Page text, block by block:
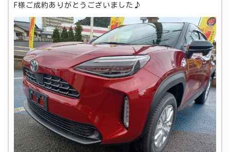
F様ご成約ありがとうございました♪